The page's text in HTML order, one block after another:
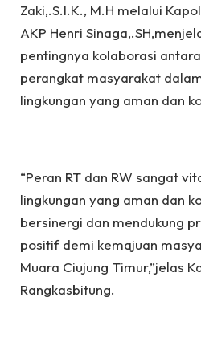
Zaki,.S.I.K., M.H melalui
AKP Henri
pentingnya kolaborasi
perangkat masyarakat
lingkungan yang aman dan
“Peran RT dan RW sangat
lingkungan yang aman dan
bersinergi dan mendukung
positif demi kemajuan
Muara Ciujung Timur,”jelas
Rangkasbitung.